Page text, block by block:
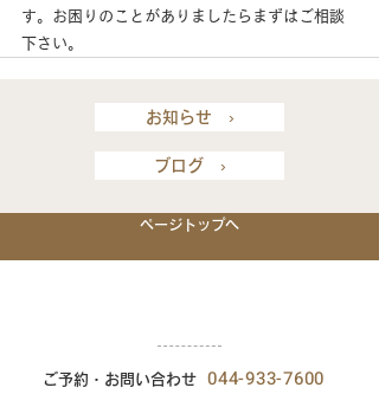
す。お困りのことがありましたらまずはご相談
下さい。
お知らせ ›
ブログ ›
ページトップへ
ご予約・お問い合わせ 044-933-7600